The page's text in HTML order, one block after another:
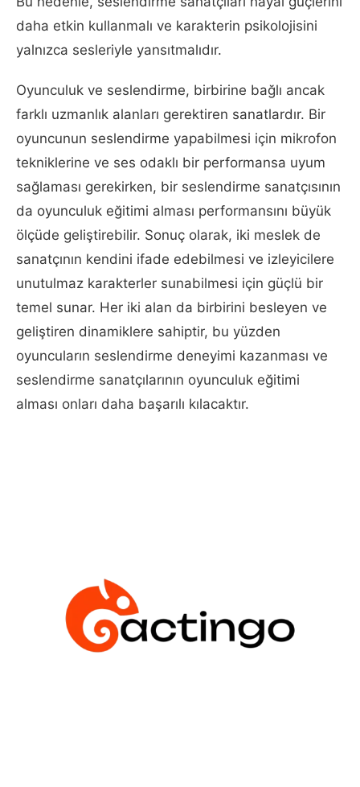
daha etkin kullanmalı ve karakterin psikolojisini
yalnızca sesleriyle yansıtmalıdır.
Oyunculuk ve seslendirme, birbirine bağlı ancak
farklı uzmanlık alanları gerektiren sanatlardır. Bir
oyuncunun seslendirme yapabilmesi için mikrofon
tekniklerine ve ses odaklı bir performansa uyum
sağlaması gerekirken, bir seslendirme sanatçısının
da oyunculuk eğitimi alması performansını büyük
ölçüde geliştirebilir. Sonuç olarak, iki meslek de
sanatçının kendini ifade edebilmesi ve izleyicilere
unutulmaz karakterler sunabilmesi için güçlü bir
temel sunar. Her iki alan da birbirini besleyen ve
geliştiren dinamiklere sahiptir, bu yüzden
oyuncuların seslendirme deneyimi kazanması ve
seslendirme sanatçılarının oyunculuk eğitimi
alması onları daha başarılı kılacaktır.